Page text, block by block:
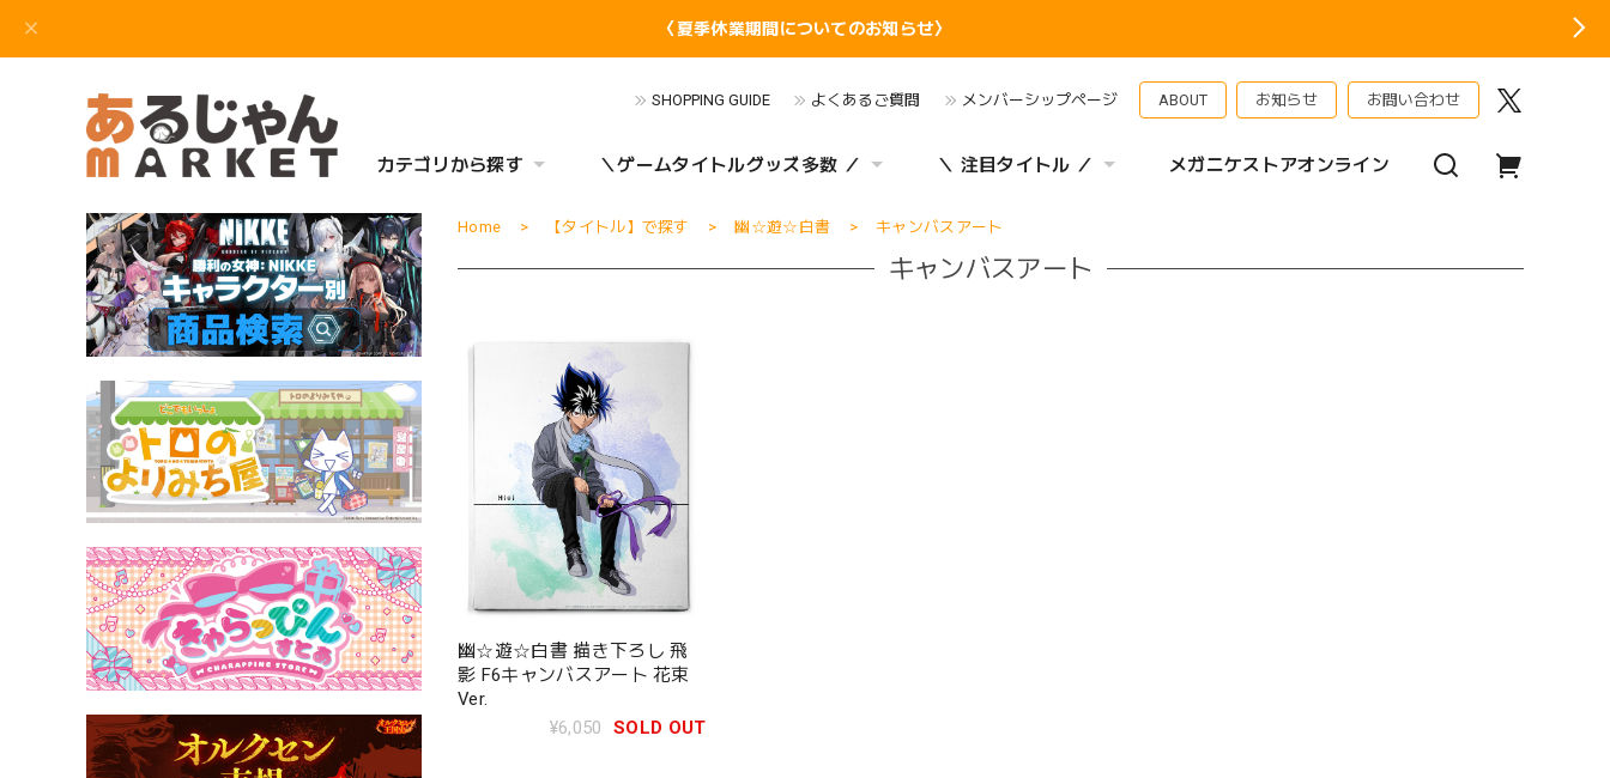
〈夏季休業期間についてのお知らせ〉
SHOPPING GUIDE よくあるご質問 メンバーシップページ ABOUT お知らせ お問い合わせ
カテゴリから探す ＼ゲームタイトルグッズ多数 ／ ＼ 注目タイトル ／ メガニケストアオンライン
Home 【タイトル】で探す 幽☆遊☆白書 キャンバスアート
キャンバスアート
幽☆遊☆白書 描き下ろし 飛
影 F6キャンバスアート 花束
Ver.
¥6,050
SOLD OUT